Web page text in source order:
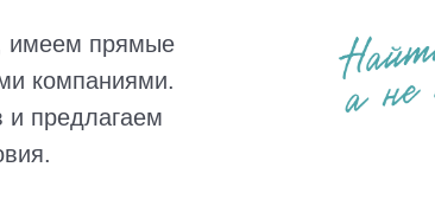
имеем прямые
компаниями.
и предлагаем